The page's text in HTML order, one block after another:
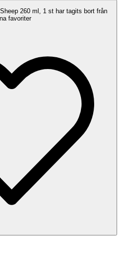
260 ml, 1 st har tagits bort från
favoriter